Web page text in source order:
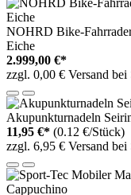
NOHRD Bike-
Eiche
2.999,00 €*
zzgl. 0,00 € Versand bei
Akupunkturnadeln
11,95 €* (0.12 €/Stück)
zzgl. 6,95 € Versand bei